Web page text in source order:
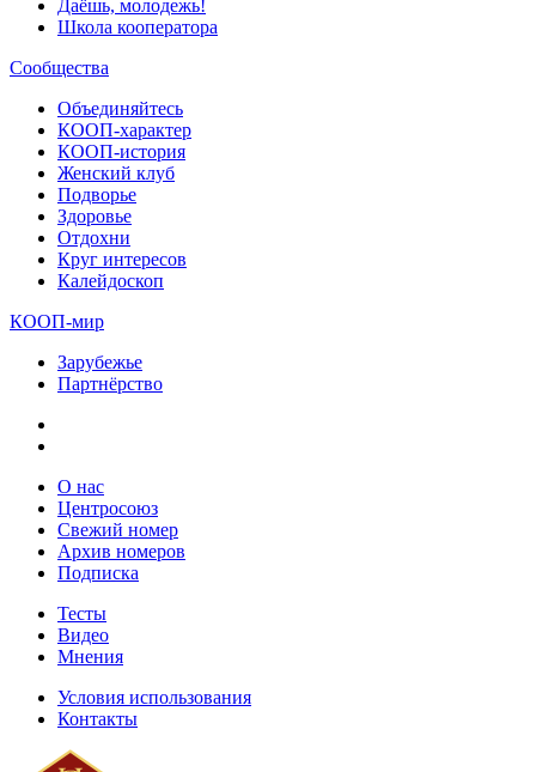
Даёшь, молодежь!
Школа кооператора
Сообщества
Объединяйтесь
КООП-характер
КООП-история
Женский клуб
Подворье
Здоровье
Отдохни
Круг интересов
Калейдоскоп
КООП-мир
Зарубежье
Партнёрство
О нас
Центросоюз
Свежий номер
Архив номеров
Подписка
Тесты
Видео
Мнения
Условия использования
Контакты